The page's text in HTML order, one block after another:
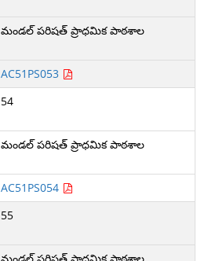
మండల్ పరిషత్ ప్రాధమిక పాఠశాల
AC51PS053
54
మండల్ పరిషత్ ప్రాధమిక పాఠశాల
AC51PS054
55